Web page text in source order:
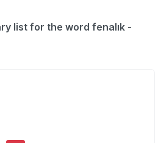
list for the word fenalık -